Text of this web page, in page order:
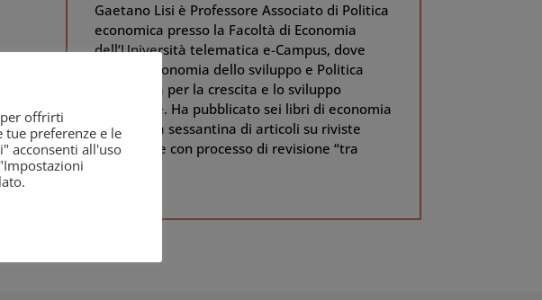
Gaetano Lisi è Professore Associato di Politica
economica presso la Facoltà di Economia
dell’Università telematica e-Campus, dove
insegna Economia dello sviluppo e Politica
economica per la crescita e lo sviluppo
sostenibile. Ha pubblicato sei libri di economia
e oltre una sessantina di articoli su riviste
scientifiche con processo di revisione “tra
offrirti
preferenze e le
acconsenti all'uso